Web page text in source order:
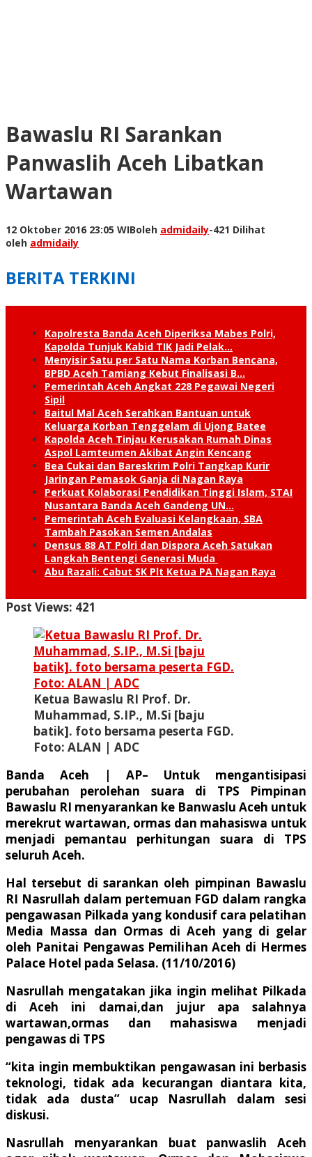
Bawaslu RI Sarankan
Panwaslih Aceh Libatkan
Wartawan
12 Oktober 2016 23:05 WIBoleh admidaily-421 Dilihat
oleh admidaily
BERITA TERKINI
Kapolresta Banda Aceh Diperiksa Mabes Polri,
Kapolda Tunjuk Kabid TIK Jadi Pelak…
Menyisir Satu per Satu Nama Korban Bencana,
BPBD Aceh Tamiang Kebut Finalisasi B…
Pemerintah Aceh Angkat 228 Pegawai Negeri
Sipil
Baitul Mal Aceh Serahkan Bantuan untuk
Keluarga Korban Tenggelam di Ujong Batee
Kapolda Aceh Tinjau Kerusakan Rumah Dinas
Aspol Lamteumen Akibat Angin Kencang
Bea Cukai dan Bareskrim Polri Tangkap Kurir
Jaringan Pemasok Ganja di Nagan Raya
Perkuat Kolaborasi Pendidikan Tinggi Islam, STAI
Nusantara Banda Aceh Gandeng UN…
Pemerintah Aceh Evaluasi Kelangkaan, SBA
Tambah Pasokan Semen Andalas
Densus 88 AT Polri dan Dispora Aceh Satukan
Langkah Bentengi Generasi Muda
Abu Razali: Cabut SK Plt Ketua PA Nagan Raya
Post Views: 421
Ketua Bawaslu RI Prof. Dr.
Muhammad, S.IP., M.Si [baju
batik]. foto bersama peserta FGD.
Foto: ALAN | ADC
Banda Aceh | AP– Untuk mengantisipasi
perubahan perolehan suara di TPS Pimpinan
Bawaslu RI menyarankan ke Banwaslu Aceh untuk
merekrut wartawan, ormas dan mahasiswa untuk
menjadi pemantau perhitungan suara di TPS
seluruh Aceh.
Hal tersebut di sarankan oleh pimpinan Bawaslu
RI Nasrullah dalam pertemuan FGD dalam rangka
pengawasan Pilkada yang kondusif cara pelatihan
Media Massa dan Ormas di Aceh yang di gelar
oleh Panitai Pengawas Pemilihan Aceh di Hermes
Palace Hotel pada Selasa. (11/10/2016)
Nasrullah mengatakan jika ingin melihat Pilkada
di Aceh ini damai,dan jujur apa salahnya
wartawan,ormas dan mahasiswa menjadi
pengawas di TPS
“kita ingin membuktikan pengawasan ini berbasis
teknologi, tidak ada kecurangan diantara kita,
tidak ada dusta” ucap Nasrullah dalam sesi
diskusi.
Nasrullah menyarankan buat panwaslih Aceh